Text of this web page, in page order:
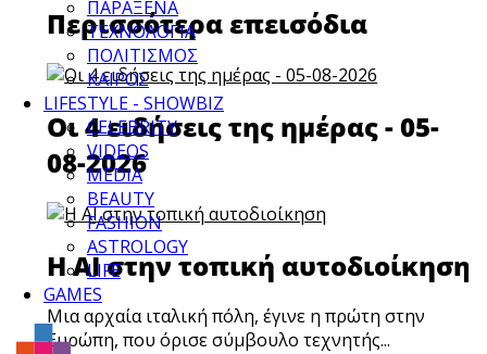
ΠΑΡΑΞΕΝΑ
ΤΕΧΝΟΛΟΓΙΑ
ΠΟΛΙΤΙΣΜΟΣ
ΚΑΙΡΟΣ
LIFESTYLE - SHOWBIZ
CELEBRITY
VIDEOS
MEDIA
BEAUTY
FASHION
ASTROLOGY
LIFE
GAMES
Περισσότερα επεισόδια
Οι 4 ειδήσεις της ημέρας - 05-
08-2026
Η ΑΙ στην τοπική αυτοδιοίκηση
Μια αρχαία ιταλική πόλη, έγινε η πρώτη στην
Ευρώπη, που όρισε σύμβουλο τεχνητής...